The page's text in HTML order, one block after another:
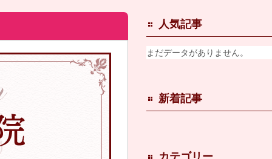
人気記事
まだデータがありません。
新着記事
カテゴリー